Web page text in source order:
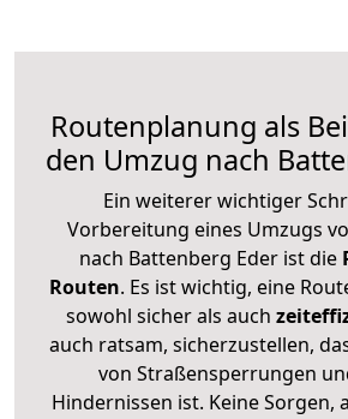
Routenplanung als
den Umzug nach
Ein weiterer wichtiger
Vorbereitung eines Umzugs
nach Battenberg Eder ist die
Routen. Es ist wichtig, eine
sowohl sicher als auch
auch ratsam, sicherzustellen,
von Straßensperrungen
Hindernissen ist. Keine Sorgen,